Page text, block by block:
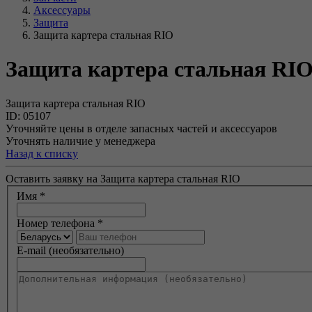
Аксессуары
Защита
Защита картера стальная RIO
Защита картера стальная
Защита картера стальная RIO
ID: 05107
Уточняйте цены в отделе запасных частей и аксессуаров
Уточнять наличие у менеджера
Назад к списку
Оставить заявку на Защита картера стальная RIO
Имя *
Номер телефона *
E-mail (необязательно)